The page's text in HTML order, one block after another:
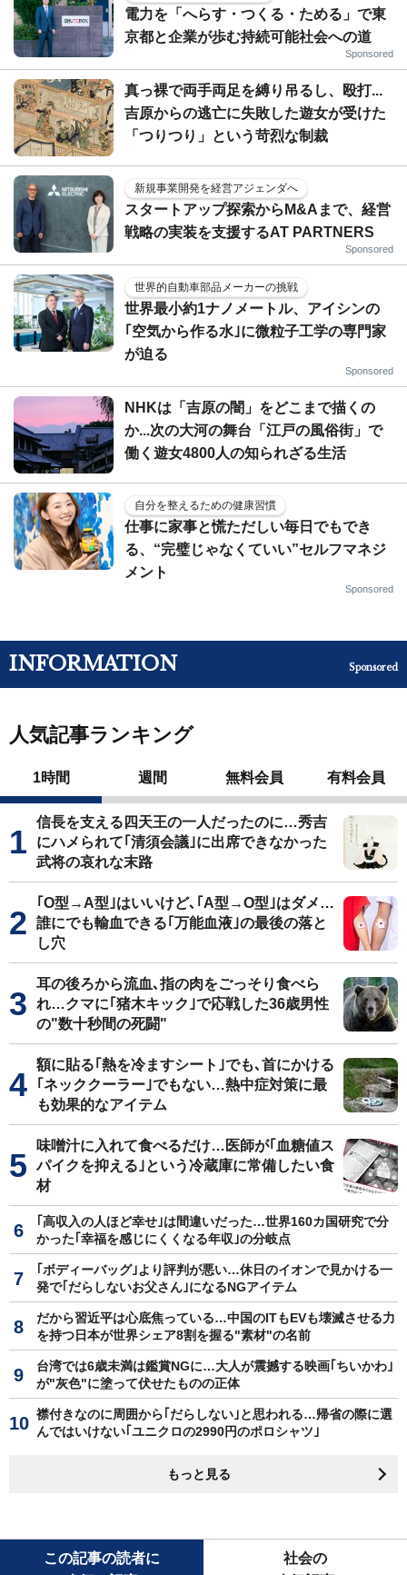
電力を「へらす・つくる・ためる」で東
京都と企業が歩む持続可能社会への道
Sponsored
真っ裸で両手両足を縛り吊るし、殴打...
吉原からの逃亡に失敗した遊女が受けた
「つりつり」という苛烈な制裁
新規事業開発を経営アジェンダへ
スタートアップ探索からM&Aまで、経営
戦略の実装を支援するAT PARTNERS
Sponsored
世界的自動車部品メーカーの挑戦
世界最小約1ナノメートル、アイシンの
｢空気から作る水｣に微粒子工学の専門家
が迫る
Sponsored
NHKは「吉原の闇」をどこまで描くの
か...次の大河の舞台「江戸の風俗街」で
働く遊女4800人の知られざる生活
自分を整えるための健康習慣
仕事に家事と慌ただしい毎日でもでき
る、“完璧じゃなくていい”セルフマネジ
メント
Sponsored
INFORMATION Sponsored
人気記事ランキング
1時間 週間 無料会員 有料会員
信長を支える四天王の一人だったのに…秀吉
にハメられて｢清須会議｣に出席できなかった
武将の哀れな末路
｢O型→A型｣はいいけど､｢A型→O型｣はダメ…
誰にでも輸血できる｢万能血液｣の最後の落と
し穴
耳の後ろから流血､指の肉をごっそり食べら
れ…クマに｢猪木キック｣で応戦した36歳男性
の"数十秒間の死闘"
額に貼る｢熱を冷ますシート｣でも､首にかける
｢ネッククーラー｣でもない…熱中症対策に最
も効果的なアイテム
味噌汁に入れて食べるだけ…医師が｢血糖値ス
パイクを抑える｣という冷蔵庫に常備したい食
材
｢高収入の人ほど幸せ｣は間違いだった…世界160カ国研究で分
かった｢幸福を感じにくくなる年収｣の分岐点
｢ボディーバッグ｣より評判が悪い…休日のイオンで見かける一
発で｢だらしないお父さん｣になるNGアイテム
だから習近平は心底焦っている…中国のITもEVも壊滅させる力
を持つ日本が世界シェア8割を握る"素材"の名前
台湾では6歳未満は鑑賞NGに…大人が震撼する映画｢ちいかわ｣
が"灰色"に塗って伏せたものの正体
襟付きなのに周囲から｢だらしない｣と思われる…帰省の際に選
んではいけない｢ユニクロの2990円のポロシャツ｣
もっと見る
この記事の読者に
社会の